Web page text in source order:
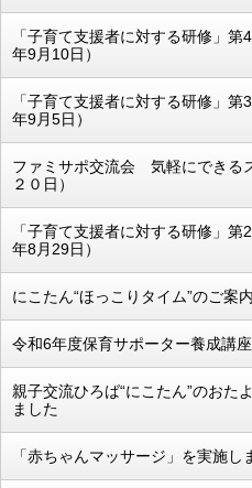
「子育て支援者に対する研修」
年9月10日）
「子育て支援者に対する研修」
年9月5日）
ファミサポ交流会 気軽にできる
２０日）
「子育て支援者に対する研修」
年8月29日）
にこたん“ほっこりタイム”のご案
令和6年度保育サポーター養成講
親子交流ひろば“にこたん”のおた
ました
「赤ちゃんマッサージ」を実施し